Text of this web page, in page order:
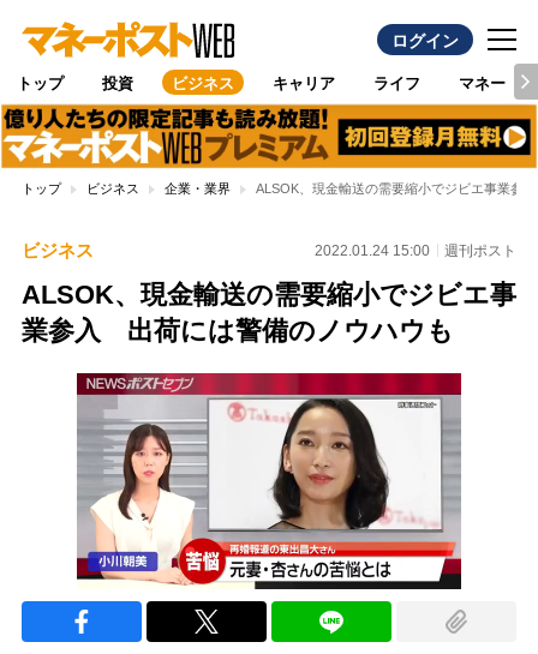
ログイン
トップ 投資 ビジネス キャリア ライフ マネー
トップ ビジネス 企業・業界 ALSOK、現金輸送の需要縮小でジビエ事業参
ビジネス 2022.01.24 15:00 週刊ポスト
ALSOK、現金輸送の需要縮小でジビエ事
業参入 出荷には警備のノウハウも